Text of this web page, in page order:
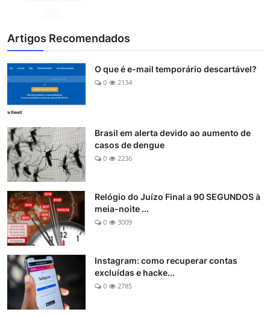
Artigos Recomendados
O que é e-mail temporário descartável?
0 2134
Brasil em alerta devido ao aumento de
casos de dengue
0 2236
Relógio do Juízo Final a 90 SEGUNDOS à
meia-noite ...
0 3009
Instagram: como recuperar contas
excluídas e hacke...
0 2785